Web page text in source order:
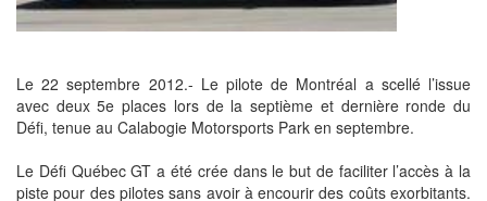
Le 22 septembre 2012.- Le pilote de Montréal a scellé l’issue
avec deux 5e places lors de la septième et dernière ronde du
Défi, tenue au Calabogie Motorsports Park en septembre.
Le Défi Québec GT a été crée dans le but de faciliter l’accès à la
piste pour des pilotes sans avoir à encourir des coûts exorbitants.